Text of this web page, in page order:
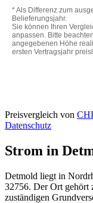
Preisvergleich von
Datenschutz
Strom in
Detmold liegt in
32756. Der Ort gehört
zuständigen